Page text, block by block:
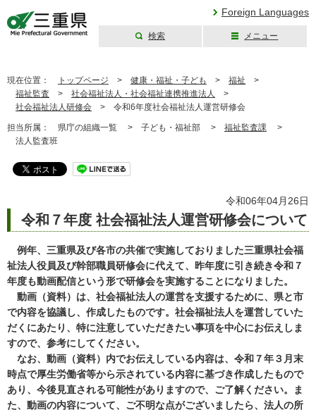
Foreign Languages
検索 メニュー
現在位置： トップページ > 健康・福祉・子ども > 福祉 >
福祉監査 > 社会福祉法人・社会福祉連携推進法人
>
社会福祉法人研修会 > 令和6年度社会福祉法人運営研修会
担当所属： 県庁の組織一覧 > 子ども・福祉部 > 福祉監査課 >
法人監査班
令和06年04月26日
令和７年度 社会福祉法人運営研修会について
例年、 三重県及び各市の共催で実施しておりました三重県社会福
祉法人役員及び幹部職員研修会に代えて、昨年度に引き続き令和７
年度も動画配信という形で研修会を実施することになりました。
動画（資料）は、社会福祉法人の運営を支援するために、県と市
で内容を協議し、作成したものです。社会福祉法人を運営していた
だくにあたり、特に注意していただきたい事項を中心にお伝えしま
すので、参考にしてください。
なお、動画（資料）内でお伝えしている内容は、令和７年３月末
時点で厚生労働省等から示されている内容に基づき作成したもので
あり、今後見直される可能性がありますので、ご了解ください。ま
た、動画の内容について、ご不明な点がございましたら、法人の所